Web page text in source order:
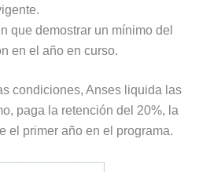
que demostrar un mínimo del
en el año en curso.
condiciones, Anses liquida las
paga la retención del 20%, la
el primer año en el programa.